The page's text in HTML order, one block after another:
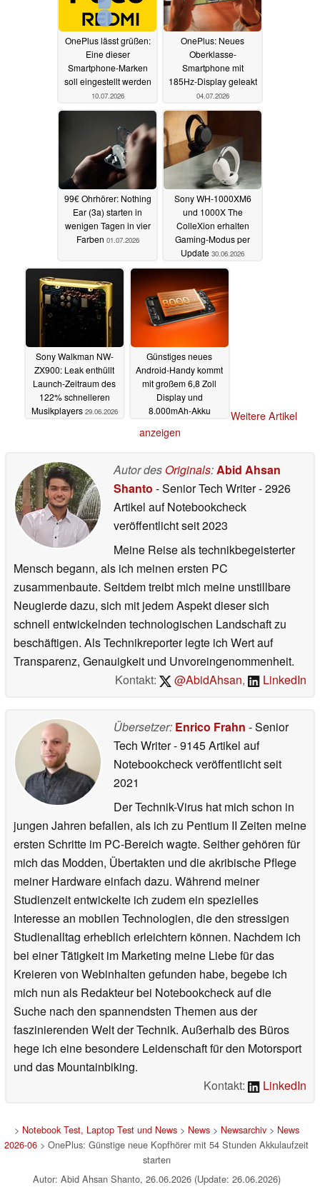
OnePlus lässt grüßen:
Eine dieser
Smartphone-Marken
soll eingestellt werden
10.07.2026
OnePlus: Neues
Oberklasse-
Smartphone mit
185Hz-Display geleakt
04.07.2026
99€ Ohrhörer: Nothing
Ear (3a) starten in
wenigen Tagen in vier
Farben 01.07.2026
Sony WH-1000XM6
und 1000X The
ColleXion erhalten
Gaming-Modus per
Update 30.06.2026
Sony Walkman NW-
ZX900: Leak enthüllt
Launch-Zeitraum des
122% schnelleren
Musikplayers 29.06.2026
Günstiges neues
Android-Handy kommt
mit großem 6,8 Zoll
Display und
8.000mAh-Akku
Weitere Artikel
anzeigen
Autor des Originals:Abid Ahsan
Shanto - Senior Tech Writer- 2926
Artikel auf Notebookcheck
veröffentlichtseit 2023
Meine Reise als technikbegeisterter
Mensch begann, als ich meinen ersten PC
zusammenbaute. Seitdem treibt mich meine unstillbare
Neugierde dazu, sich mit jedem Aspekt dieser sich
schnell entwickelnden technologischen Landschaft zu
beschäftigen. Als Technikreporter legte ich Wert auf
Transparenz, Genauigkeit und Unvoreingenommenheit.
Kontakt:
@AbidAhsan, LinkedIn
Übersetzer: Enrico Frahn - Senior
Tech Writer- 9145 Artikel auf
Notebookcheck veröffentlichtseit
2021
Der Technik-Virus hat mich schon in
jungen Jahren befallen, als ich zu Pentium II Zeiten meine
ersten Schritte im PC-Bereich wagte. Seither gehören für
mich das Modden, Übertakten und die akribische Pflege
meiner Hardware einfach dazu. Während meiner
Studienzeit entwickelte ich zudem ein spezielles
Interesse an mobilen Technologien, die den stressigen
Studienalltag erheblich erleichtern können. Nachdem ich
bei einer Tätigkeit im Marketing meine Liebe für das
Kreieren von Webinhalten gefunden habe, begebe ich
mich nun als Redakteur bei Notebookcheck auf die
Suche nach den spannendsten Themen aus der
faszinierenden Welt der Technik. Außerhalb des Büros
hege ich eine besondere Leidenschaft für den Motorsport
und das Mountainbiking.
Kontakt:
LinkedIn
> Notebook Test, Laptop Test und News> News> Newsarchiv> News
2026-06 > OnePlus: Günstige neue Kopfhörer mit 54 Stunden Akkulaufzeit
starten
Autor: Abid Ahsan Shanto, 26.06.2026 (Update: 26.06.2026)